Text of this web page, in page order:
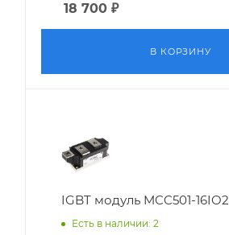
18 700 ₽
В КОРЗИНУ
IGBT модуль MCC501-16IO2
Есть в наличии: 2